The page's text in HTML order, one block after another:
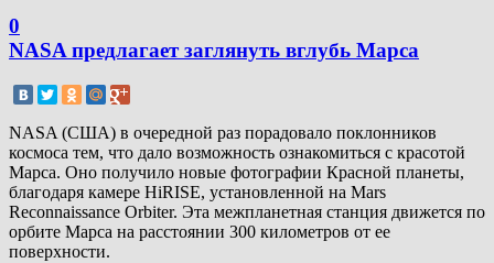
0
NASA предлагает заглянуть вглубь Марса
NASA (США) в очередной раз порадовало поклонников
космоса тем, что дало возможность ознакомиться с красотой
Марса. Оно получило новые фотографии Красной планеты,
благодаря камере HiRISE, установленной на Mars
Reconnaissance Orbiter. Эта межпланетная станция движется по
орбите Марса на расстоянии 300 километров от ее
поверхности.